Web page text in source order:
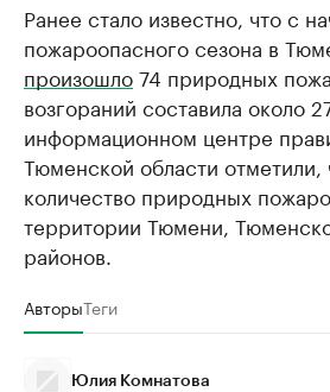
Ранее стало известно, что с
пожароопасного сезона в
произошло74 природных
возгораний составила около
информационном центре
Тюменской области отметили,
количество природных
территории Тюмени,
районов.
АвторыТеги
Юлия Комнатова